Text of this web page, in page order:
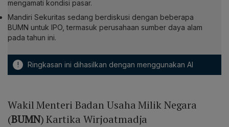
mengamati kondisi pasar.
Mandiri Sekuritas sedang berdiskusi dengan beberapa
BUMN untuk IPO, termasuk perusahaan sumber daya alam
pada tahun ini.
! Ringkasan ini dihasilkan dengan menggunakan AI
Wakil Menteri Badan Usaha Milik Negara
(BUMN) Kartika Wirjoatmadja